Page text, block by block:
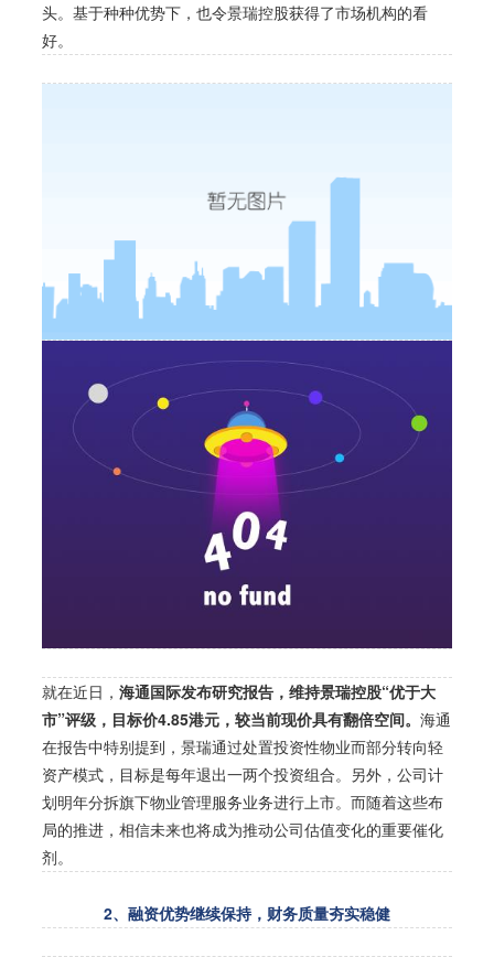
头。基于种种优势下，也令景瑞控股获得了市场机构的看
好。
就在近日， 海通国际发布研究报告，维持景瑞控股“优于大
市”评级，目标价4.85港元，较当前现价具有翻倍空间。 海通
在报告中特别提到，景瑞通过处置投资性物业而部分转向轻
资产模式，目标是每年退出一两个投资组合。另外，公司计
划明年分拆旗下物业管理服务业务进行上市。而随着这些布
局的推进，相信未来也将成为推动公司估值变化的重要催化
剂。
2、融资优势继续保持， 财务质量夯实稳健